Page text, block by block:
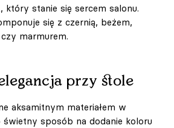
stanie się sercem salonu.
się z czernią, beżem,
marmurem.
przy stole
aksamitnym materiałem w
sposób na dodanie koloru